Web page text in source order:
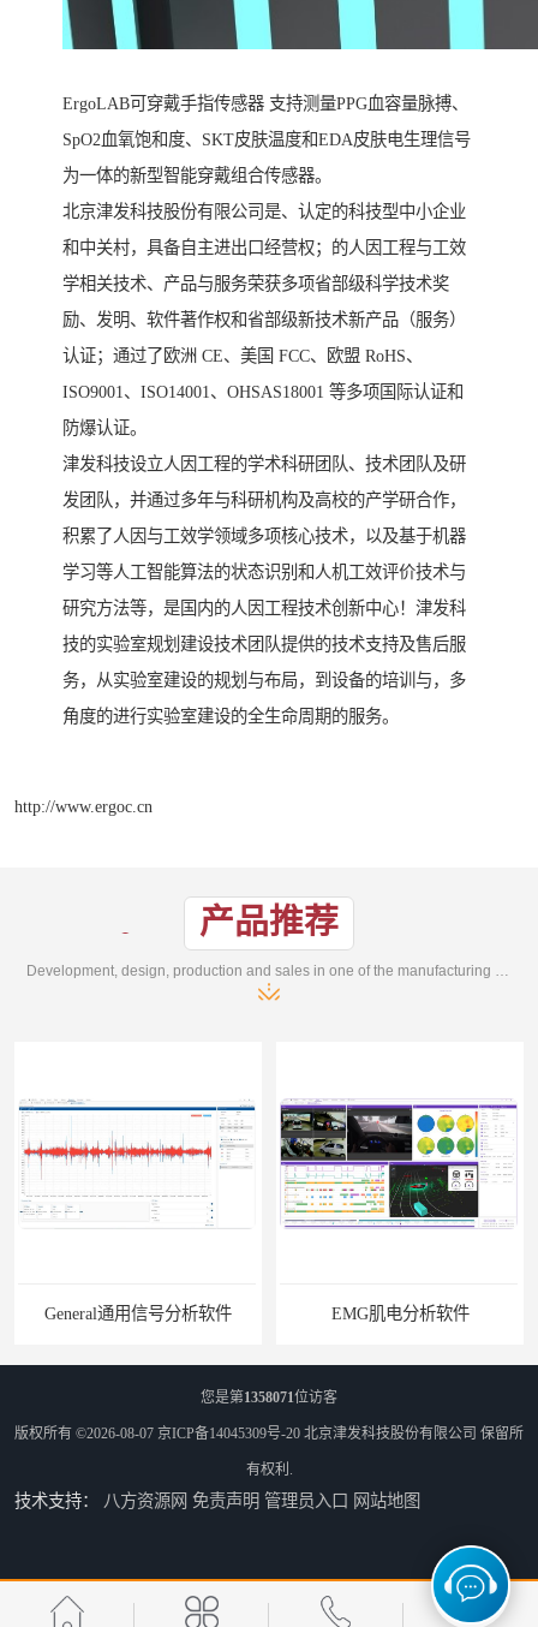
ErgoLAB可穿戴手指传感器 支持测量PPG血容量脉搏、
SpO2血氧饱和度、SKT皮肤温度和EDA皮肤电生理信号
为一体的新型智能穿戴组合传感器。
北京津发科技股份有限公司是、认定的科技型中小企业
和中关村，具备自主进出口经营权；的人因工程与工效
学相关技术、产品与服务荣获多项省部级科学技术奖
励、发明、软件著作权和省部级新技术新产品（服务）
认证；通过了欧洲 CE、美国 FCC、欧盟 RoHS、
ISO9001、ISO14001、OHSAS18001 等多项国际认证和
防爆认证。
津发科技设立人因工程的学术科研团队、技术团队及研
发团队，并通过多年与科研机构及高校的产学研合作，
积累了人因与工效学领域多项核心技术，以及基于机器
学习等人工智能算法的状态识别和人机工效评价技术与
研究方法等，是国内的人因工程技术创新中心！津发科
技的实验室规划建设技术团队提供的技术支持及售后服
务，从实验室建设的规划与布局，到设备的培训与，多
角度的进行实验室建设的全生命周期的服务。
http://www.ergoc.cn
产品推荐
General通用信号分析软件 EMG肌电分析软件
ErgoLAB人机环境同步云平台 OMS材料物理光学属性测量仪
您是第1358071位访客
版权所有 ©2026-08-07 京ICP备14045309号-20 北京津发科技股份有限公司 保留所
有权利.
技术支持： 八方资源网 免责声明 管理员入口 网站地图